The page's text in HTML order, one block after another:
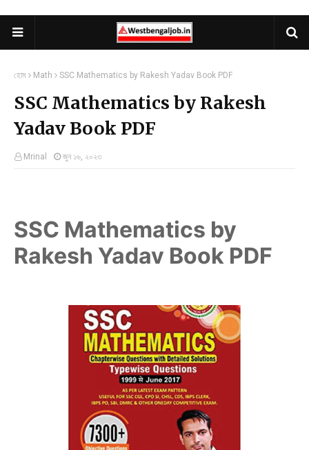
হোম Math SSC Mathematics by Rakesh Yadav Book PDF
SSC Mathematics by Rakesh
Yadav Book PDF
Mrinal জুন ১৬, ২০২৩
SSC Mathematics by
Rakesh Yadav Book PDF